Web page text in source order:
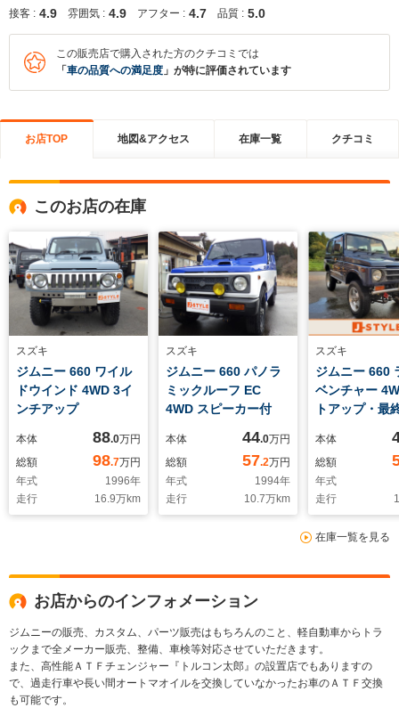
接客 : 4.9 雰囲気 : 4.9 アフター : 4.7 品質 : 5.0
この販売店で購入された方のクチコミでは
「 車の品質への満足度 」が特に評価されています
お店TOP 地図&アクセス 在庫一覧 クチコミ
このお店の在庫
スズキ
ジムニー 660 ワイル
ドウインド 4WD 3イ
ンチアップ
本体 88.0万円
総額
98.7万円
年式
1996年
走行
16.9万km
スズキ
ジムニー 660 パノラ
ミックルーフ EC
4WD スピーカー付
本体 44.0万円
総額
57.2万円
年式
1994年
走行
10.7万km
スズキ
ジムニー 660
ベンチャー
トアップ・最
本体
総額
年式
走行
在庫一覧を見る
お店からのインフォメーション
ジムニーの販売、カスタム、パーツ販売はもちろんのこと、軽自動車からトラ
ックまで全メーカー販売、整備、車検等対応させていただきます。
また、高性能ＡＴＦチェンジャー『トルコン太郎』の設置店でもありますの
で、過走行車や長い間オートマオイルを交換していなかったお車のＡＴＦ交換
も可能です。